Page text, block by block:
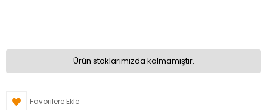
Ürün stoklarımızda kalmamıştır.
Favorilere Ekle